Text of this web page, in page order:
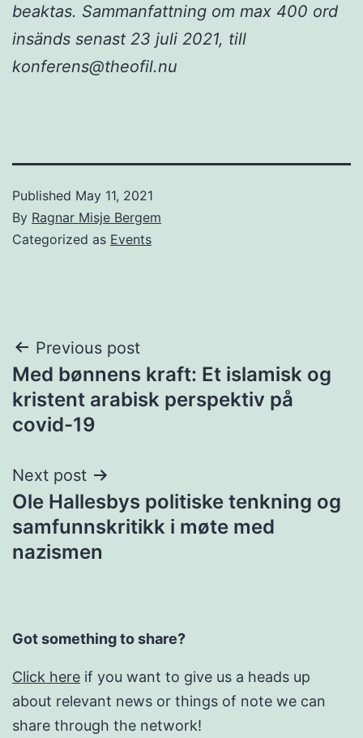
beaktas. Sammanfattning om max 400 ord
insänds senast 23 juli 2021, till
konferens@theofil.nu
Published May 11, 2021
By Ragnar Misje Bergem
Categorized as Events
Post
navigation
Previous post
Med bønnens kraft: Et islamisk og
kristent arabisk perspektiv på
covid-19
Next post
Ole Hallesbys politiske tenkning og
samfunnskritikk i møte med
nazismen
Got something to share?
Click here if you want to give us a heads up
about relevant news or things of note we can
share through the network!